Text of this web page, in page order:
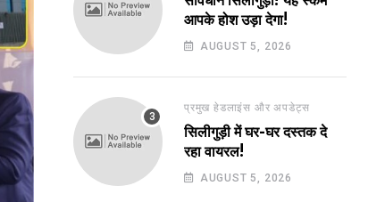
आपके होश उड़ा देगा!
AUGUST 5, 2026
प्रमुख हेडलाइंस और अपडेट्स
सिलीगुड़ी में घर-घर दस्तक दे
रहा वायरल!
AUGUST 5, 2026